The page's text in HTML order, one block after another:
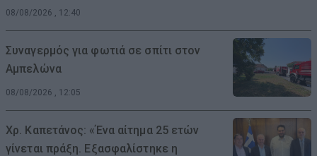
08/08/2026 , 12:40
Συναγερμός για φωτιά σε σπίτι στον
Αμπελώνα
08/08/2026 , 12:05
Χρ. Καπετάνος: «Ένα αίτημα 25 ετών
γίνεται πράξη. Εξασφαλίστηκε η